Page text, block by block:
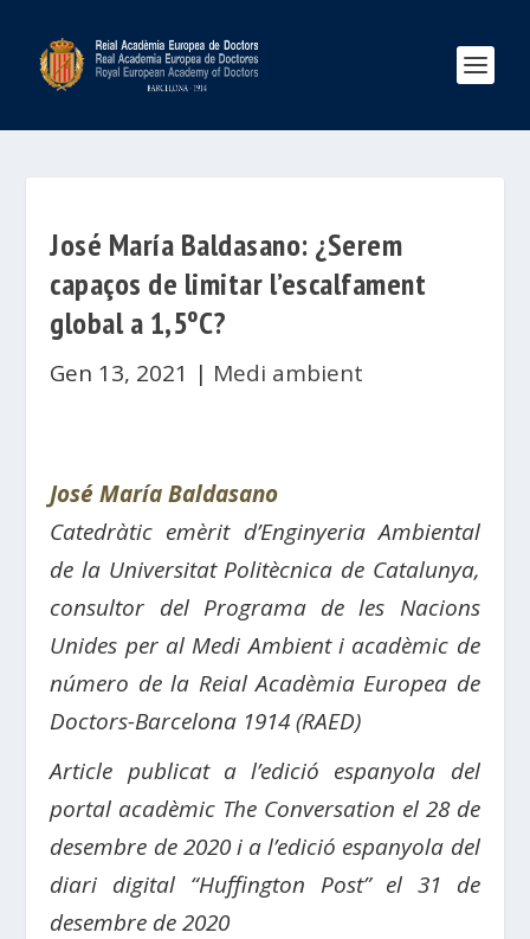
José María Baldasano: ¿Serem
capaços de limitar l’escalfament
global a 1,5ºC?
Gen 13, 2021 | Medi ambient
José María Baldasano
Catedràtic emèrit d’Enginyeria Ambiental
de la Universitat Politècnica de Catalunya,
consultor del Programa de les Nacions
Unides per al Medi Ambient i acadèmic de
número de la Reial Acadèmia Europea de
Doctors-Barcelona 1914 (RAED)
Article publicat a l’edició espanyola del
portal acadèmic The Conversation el 28 de
desembre de 2020 i a l’edició espanyola del
diari digital “Huffington Post” el 31 de
desembre de 2020